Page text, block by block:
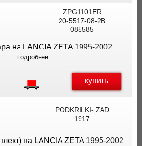
ZPG1101ER
20-5517-08-2B
085585
на LANCIA ZETA1995-2002
подробнее
купить
PODKRILKI- ZAD
1917
на LANCIA ZETA1995-2002